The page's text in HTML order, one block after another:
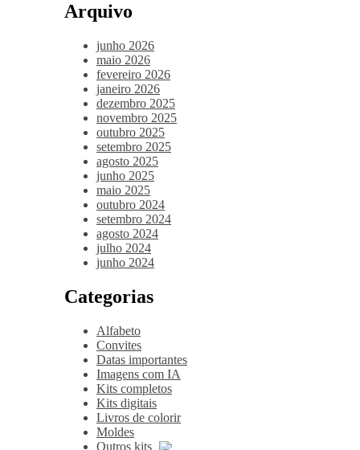
Arquivo
junho 2026
maio 2026
fevereiro 2026
janeiro 2026
dezembro 2025
novembro 2025
outubro 2025
setembro 2025
agosto 2025
junho 2025
maio 2025
outubro 2024
setembro 2024
agosto 2024
julho 2024
junho 2024
Categorias
Alfabeto
Convites
Datas importantes
Imagens com IA
Kits completos
Kits digitais
Livros de colorir
Moldes
Outros kits